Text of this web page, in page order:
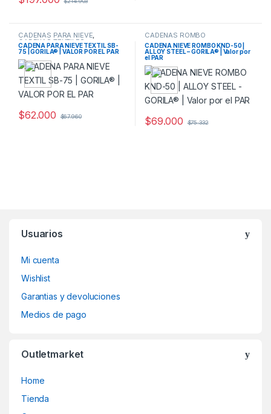
CADENAS PARA NIEVE,
CADENAS TEXTILES
CADENA PARA NIEVE TEXTIL SB-
75 | GORILA® | VALOR POR EL PAR
$62.000 $67.960
CADENAS ROMBO
CADENA NIEVE ROMBO KND-50 |
ALLOY STEEL – GORILA® | Valor por
el PAR
$69.000 $75.332
Usuarios
Mi cuenta
Wishlist
Garantias y devoluciones
Medios de pago
Outletmarket
Home
Tienda